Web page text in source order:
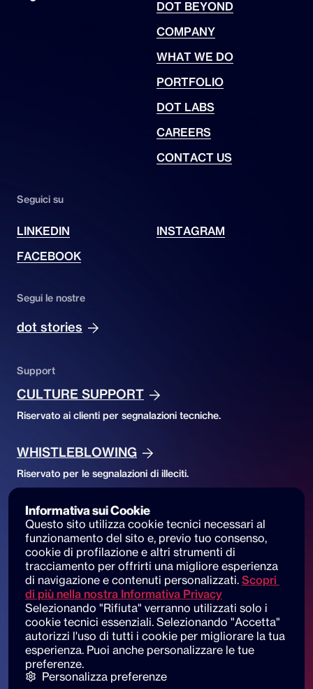
DOT BEYOND
COMPANY
WHAT WE DO
PORTFOLIO
DOT LABS
CAREERS
CONTACT US
Seguici su
LINKEDIN
INSTAGRAM
FACEBOOK
Segui le nostre
dot stories
Support
CULTURE SUPPORT
Riservato ai clienti per segnalazioni tecniche.
WHISTLEBLOWING
Riservato per le segnalazioni di illeciti.
Accessibility
ACCESSIBILITY DECLARATION
Accessibilità del sito e segnalazioni
© 2025 dot beyond srl. All rights reserved
C.F. e P. IVA: 14530051003
Piazza di Sant'Andrea della Valle, 6
00186 Roma
Informativa sui Cookie
Questo sito utilizza cookie tecnici necessari al
funzionamento del sito e, previo tuo consenso,
cookie di profilazione e altri strumenti di
tracciamento per offrirti una migliore esperienza
di navigazione e contenuti personalizzati. Scopri
di più nella nostra Informativa Privacy
Selezionando "Rifiuta" verranno utilizzati solo i
cookie tecnici essenziali. Selezionando "Accetta"
autorizzi l'uso di tutti i cookie per migliorare la tua
esperienza. Puoi anche personalizzare le tue
preferenze.
Personalizza preferenze